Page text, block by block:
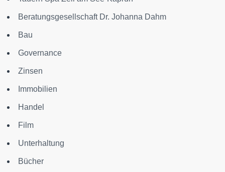
Beratungsgesellschaft Dr. Johanna Dahm
Bau
Governance
Zinsen
Immobilien
Handel
Film
Unterhaltung
Bücher